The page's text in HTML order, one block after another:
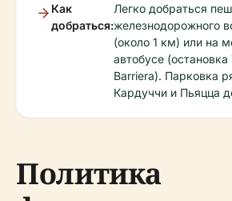
Как
добраться:
Легко добраться
железнодорожного
(около 1 км) или на
автобусе (остановка
Barriera). Парковка
Кардуччи и Пьяцца
Политика